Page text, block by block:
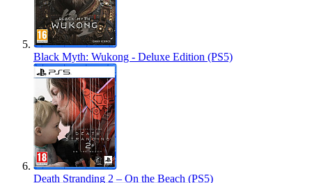
Black Myth: Wukong - Deluxe Edition (PS5)
Death Stranding 2 – On the Beach (PS5)